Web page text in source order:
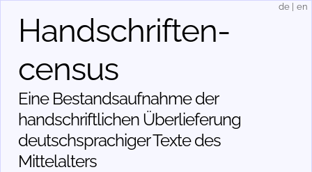
Handschriften­
census
Eine Bestandsaufnahme der
handschriftlichen Über­lieferung
deutschsprachiger Texte des
Mittelalters
de en